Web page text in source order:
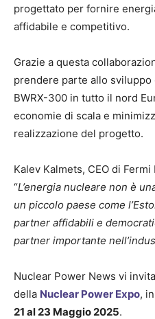
progettato per fornire
affidabile e competitivo.
Grazie a questa
prendere parte allo sviluppo
BWRX-300 in tutto il nord
economie di scala e
realizzazione del progetto.
Kalev Kalmets, CEO di
“L’energia nucleare non è
un piccolo paese come
partner affidabili e
partner importante
Nuclear Power News vi
della Nuclear Power Expo,
21 al 23 Maggio 2025.